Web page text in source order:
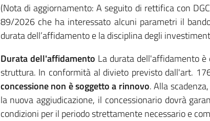
(Nota di aggiornamento: A seguito di rettifica con
89/2026 che ha interessato alcuni parametri il
durata dell’affidamento e la disciplina degli
Durata dell'affidamento La durata dell'affidamento
struttura. In conformità al divieto previsto dall'art.
concessione non è soggetto a rinnovo. Alla
la nuova aggiudicazione, il concessionario dovrà
condizioni per il periodo strettamente necessario e